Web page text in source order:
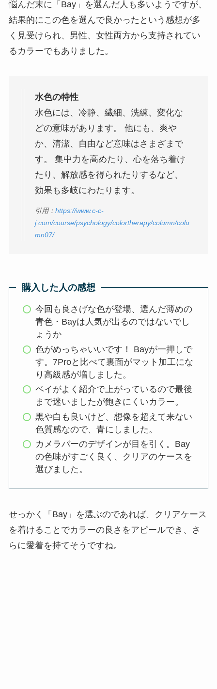
悩んだ末に「Bay」を選んだ人も多いようですが、
結果的にこの色を選んで良かったという感想が多
く見受けられ、男性、女性両方から支持されてい
るカラーでもありました。
水色の特性
水色には、冷静、繊細、洗練、変化な
どの意味があります。 他にも、爽や
か、清潔、自由など意味はさまざまで
す。 集中力を高めたり、心を落ち着け
たり、解放感を得られたりするなど、
効果も多岐にわたります。
引用： https://www.c-c-
j.com/course/psychology/colortherapy/column/colu
mn07/
購入した人の感想
今回も良さげな色が登場、選んだ薄めの
青色・Bayは人気が出るのではないでし
ょうか
色がめっちゃいいです！ Bayが一押しで
す。7Proと比べて裏面がマット加工にな
り高級感が増しました。
ベイがよく紹介で上がっているので最後
まで迷いましたが飽きにくいカラー。
黒や白も良いけど、想像を超えて来ない
色質感なので、青にしました。
カメラバーのデザインが目を引く。Bay
の色味がすごく良く、クリアのケースを
選びました。
せっかく「Bay」を選ぶのであれば、クリアケース
を着けることでカラーの良さをアピールでき、さ
らに愛着を持てそうですね。